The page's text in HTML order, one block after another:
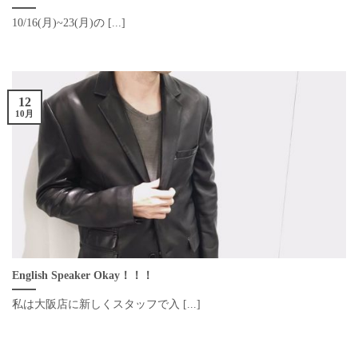
10/16(月)~23(月)の [...]
English Speaker Okay！！！
私は大阪店に新しくスタッフで入 [...]
12
10月